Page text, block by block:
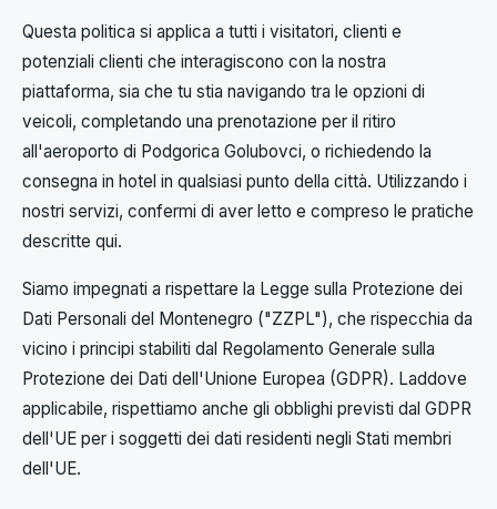
Questa politica si applica a tutti i visitatori, clienti e
potenziali clienti che interagiscono con la nostra
piattaforma, sia che tu stia navigando tra le opzioni di
veicoli, completando una prenotazione per il ritiro
all'aeroporto di Podgorica Golubovci, o richiedendo la
consegna in hotel in qualsiasi punto della città. Utilizzando i
nostri servizi, confermi di aver letto e compreso le pratiche
descritte qui.
Siamo impegnati a rispettare la Legge sulla Protezione dei
Dati Personali del Montenegro ("ZZPL"), che rispecchia da
vicino i principi stabiliti dal Regolamento Generale sulla
Protezione dei Dati dell'Unione Europea (GDPR). Laddove
applicabile, rispettiamo anche gli obblighi previsti dal GDPR
dell'UE per i soggetti dei dati residenti negli Stati membri
dell'UE.